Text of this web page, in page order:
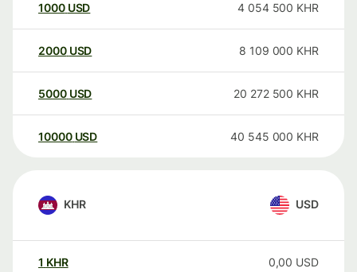
1000 USD 4 054 500 KHR
2000 USD 8 109 000 KHR
5000 USD 20 272 500 KHR
10000 USD 40 545 000 KHR
KHR USD
1 KHR 0,00 USD